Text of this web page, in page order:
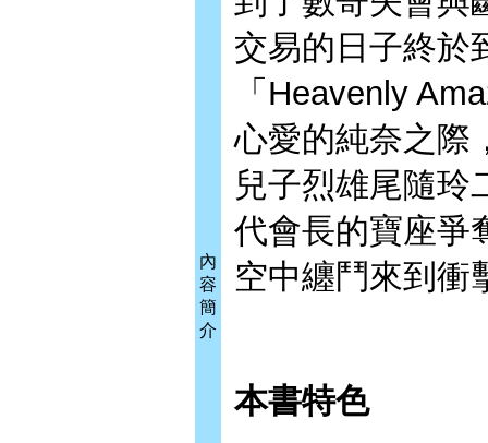
內
容
簡
介
交易的日子終於
「Heavenly
心愛的純奈之
兒子烈雄尾隨玲
代會長的寶座爭
空中纏鬥來到
本書特色